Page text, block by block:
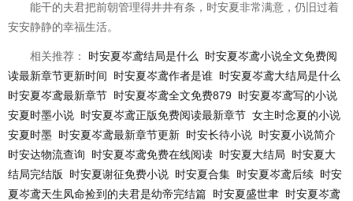
能干的夫君把前朝管理得井井有条，时安夏非常满意，仍旧过着
安安静静的幸福生活。
相关推荐： 时安夏岑鸢结局是什么
时安夏岑鸢小说全文免费阅
读最新章节更新时间
时安夏岑鸢作者是谁 时安夏岑鸢大结局是什么
时安夏岑鸢最新章节 时安夏岑鸢全文免费879 时安夏岑鸢写的小说
安夏时墨小说 时安夏岑鸢正版免费阅读最新章节 女主时念夏的小说
安夏时墨 时安夏岑鸢最新章节更新 时安长待小说 时安夏小说简介
时安达物流查询
时安夏岑鸢免费在线阅读 时安夏大结局
时安夏大
结局完结版
时安夏谢征免费小说 时安夏合集 时安夏岑鸢后续 时安
夏岑鸢天生凤命捡到的夫君是幼帝完结篇 时安夏盛世聿 时安夏岑鸢